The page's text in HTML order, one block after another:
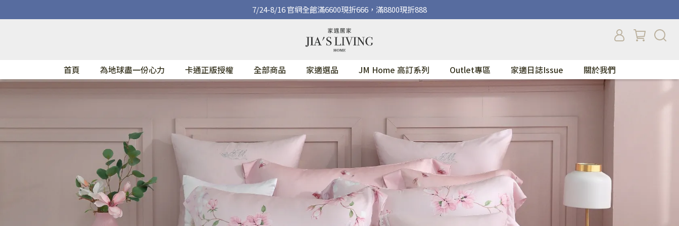
7/24-8/16 官網全館滿6600現折666，滿8800現折888
首頁 為地球盡一份心力 卡通正版授權 全部商品 家適選品 JM Home 高訂系列 Outlet專區 家適日誌Issue 關於我們